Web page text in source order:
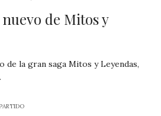
de Mitos y
de la gran saga Mitos y Leyendas,